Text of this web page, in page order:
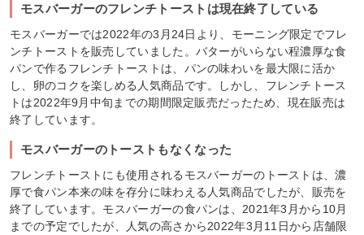
モスバーガーのフレンチトーストは現在終了している
モスバーガーでは2022年の3月24日より、モーニング限定でフレ
ンチトーストを販売していました。バターがいらない程濃厚な食
パンで作るフレンチトーストは、パンの味わいを最大限に活か
し、卵のコクを楽しめる人気商品です。しかし、フレンチトース
トは2022年9月中旬までの期間限定販売だったため、現在販売は
終了しています。
モスバーガーのトーストもなくなった
フレンチトーストにも使用されるモスバーガーのトーストは、濃
厚で食パン本来の味を存分に味わえる人気商品でしたが、販売を
終了しています。モスバーガーの食パンは、2021年3月から10月
までの予定でしたが、人気の高さから2022年3月11日から店舗限